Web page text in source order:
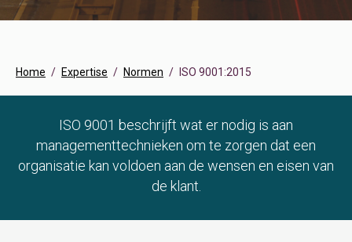
Home Expertise Normen ISO 9001:2015
ISO 9001 beschrijft wat er nodig is aan
managementtechnieken om te zorgen dat een
organisatie kan voldoen aan de wensen en eisen van
de klant.